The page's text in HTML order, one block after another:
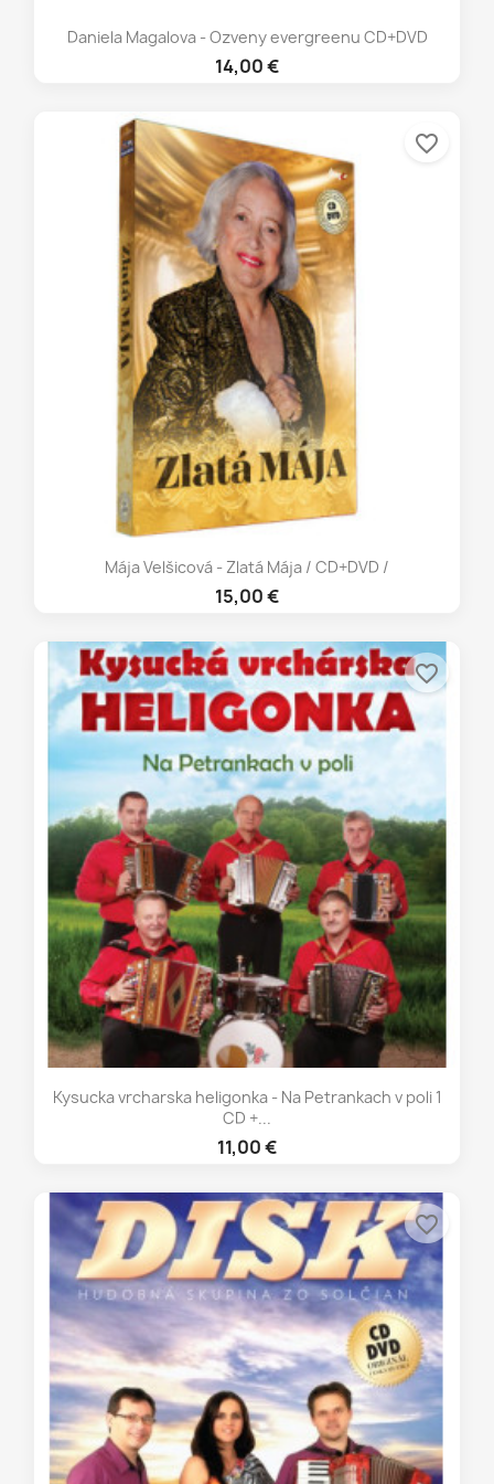
Daniela Magalova - Ozveny evergreenu CD+DVD
14,00 €
Mája Velšicová - Zlatá Mája / CD+DVD /
15,00 €
favorite_border
Kysucka vrcharska heligonka - Na Petrankach v poli 1
CD +...
11,00 €
favorite_border
favorite_border